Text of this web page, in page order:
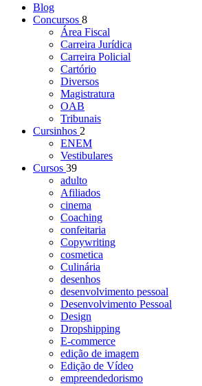
Blog
Concursos 8
Área Fiscal
Carreira Jurídica
Carreira Policial
Cartório
Diversos
Magistratura
OAB
Tribunais
Cursinhos 2
ENEM
Vestibulares
Cursos 39
adulto
Afiliados
cinema
Coaching
confeitaria
Copywriting
cosmetica
Culinária
desenhos
desenvolvimento pessoal
Desenvolvimento Pessoal
Design
Dropshipping
E-commerce
edição de imagem
Edição de Vídeo
empreendedorismo